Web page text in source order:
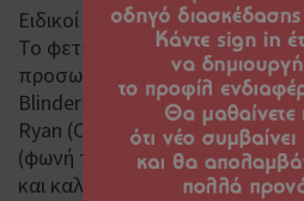
Ειδικοί Καλεσμένοι
Το φετινό Comic Con φιλοξενεί
προσωπικότητες όπως οι Paul
Blinders), Craig Fairbrass (One
Ryan (Constantine, Assassin’s
(φωνή του αυθεντικού
και καλλιτέχνες και cosplay